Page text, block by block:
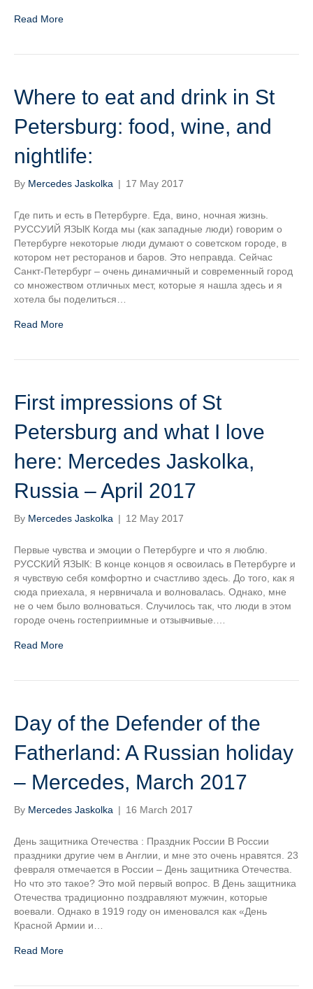
Read More
Where to eat and drink in St
Petersburg: food, wine, and
nightlife:
By Mercedes Jaskolka | 17 May 2017
Где пить и есть в Петербурге. Еда, вино, ночная жизнь.
РУССУИЙ ЯЗЫК Когда мы (как западные люди) говорим о
Петербурге некоторые люди думают о советском городе, в
котором нет ресторанов и баров. Это неправда. Сейчас
Санкт-Петербург – очень динамичный и современный город
со множеством отличных мест, которые я нашла здесь и я
хотела бы поделиться…
Read More
First impressions of St
Petersburg and what I love
here: Mercedes Jaskolka,
Russia – April 2017
By Mercedes Jaskolka | 12 May 2017
Первые чувства и эмоции о Петербурге и что я люблю.
РУССКИЙ ЯЗЫК: В конце концов я освоилась в Петербурге и
я чувствую себя комфортно и счастливо здесь. До того, как я
сюда приехала, я нервничала и волновалась. Однако, мне
не о чем было волноваться. Случилось так, что люди в этом
городе очень гостеприимные и отзывчивые.…
Read More
Day of the Defender of the
Fatherland: A Russian holiday
– Mercedes, March 2017
By Mercedes Jaskolka | 16 March 2017
День защитника Отечества : Праздник России В России
праздники другие чем в Англии, и мне это очень нравятся. 23
февраля отмечается в России – День защитника Отечества.
Но что это такое? Это мой первый вопрос. В День защитника
Отечества традиционно поздравляют мужчин, которые
воевали. Однако в 1919 году он именовался как «День
Красной Армии и…
Read More